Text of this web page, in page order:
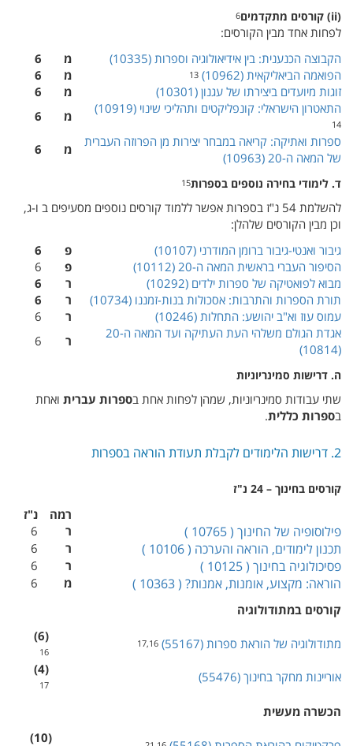
(‏ ii‎)‏ קורסים מתקדמים 6
לפחות אחד מבין הקורסים:
הקבוצה הכנענית: בין אידיאולוגיה וספרות (‏ 10335‎)‏
מ
6
הפואמה הביאליקאית (‏ 10962‎)‏
13 מ
6
זוגות מיועדים ביצירתו של עגנון (‏ 10301‎)‏
מ
6
התאטרון הישראלי: קונפליקטים ותהליכי שינוי (‏ 10919‎)‏
14
מ
6
ספרות ואתיקה: קריאה במבחר יצירות מן הפרוזה העברית
של המאה ה-20 (‏ 10963‎)‏
מ 6
ד. לימודי בחירה נוספים בספרות15
להשלמת 54 נ"ז בספרות אפשר ללמוד קורסים נוספים מסעיפים ב ו-ג,
וכן מבין הקורסים שלהלן:
גיבור ואנטי-גיבור ברומן המודרני (‏ 10107‎)‏
פ
6
הסיפור העברי בראשית המאה ה-20
(‏
10112 פ
6
מבוא לפואטיקה של ספרות ילדים (‏ 10292‎)‏
ר
6
תורת הספרות והתרבות: אסכולות בנות-זמננו (‏ 10734‎)‏
ר
6
עמוס עוז וא"ב יהושע: התחלות (‏10246 ר
6
אגדת הגולם משלהי העת העתיקה ועד המאה ה-20
(‏
10814
ר 6
ה. דרישות סמינריוניות
שתי עבודות סמינריוניות, שמהן לפחות אחת בספרות עברית ואחת
בספרות כללית.
2. דרישות הלימודים לקבלת תעודת הוראה בספרות
קורסים בחינוך – 24 נ"ז
רמה נ"ז
פילוסופיה של החינוך (‏10765 ר 6
תכנון לימודים, הוראה והערכה (‏10106 ר 6
פסיכולוגיה בחינוך (‏10125 ר 6
הוראה: מקצוע, אומנות, אמנות? (‏10363 מ
6
קורסים במתודולוגיה
מתודולוגיה של הוראת ספרות (‏55167
17,16
(‏ 6‎)‏
16
אוריינות מחקר בחינוך (‏ 55476‎)‏ (‏ 4‎)‏
17
הכשרה מעשית
(‏ 10‎)‏